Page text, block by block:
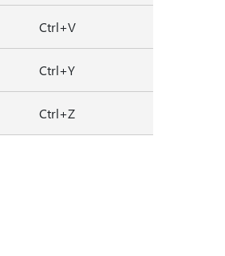
Ctrl+V
Ctrl+Y
Ctrl+Z